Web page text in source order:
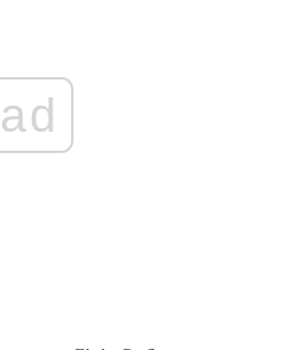
ad